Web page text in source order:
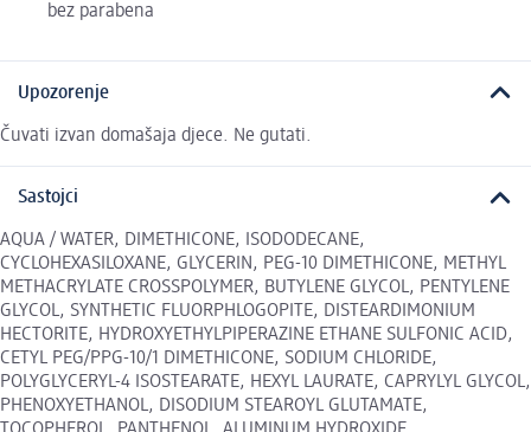
bez parabena
Upozorenje
Čuvati izvan domašaja djece. Ne gutati.
Sastojci
AQUA / WATER, DIMETHICONE, ISODODECANE,
CYCLOHEXASILOXANE, GLYCERIN, PEG-10 DIMETHICONE, METHYL
METHACRYLATE CROSSPOLYMER, BUTYLENE GLYCOL, PENTYLENE
GLYCOL, SYNTHETIC FLUORPHLOGOPITE, DISTEARDIMONIUM
HECTORITE, HYDROXYETHYLPIPERAZINE ETHANE SULFONIC ACID,
CETYL PEG/PPG-10/1 DIMETHICONE, SODIUM CHLORIDE,
POLYGLYCERYL-4 ISOSTEARATE, HEXYL LAURATE, CAPRYLYL GLYCOL,
PHENOXYETHANOL, DISODIUM STEAROYL GLUTAMATE,